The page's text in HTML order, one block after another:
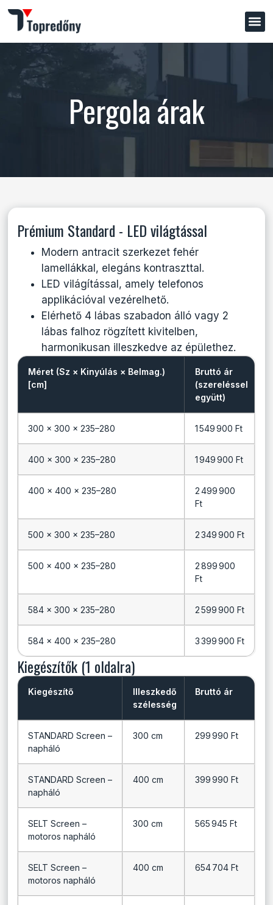
Pergola árak
Prémium Standard - LED világtással
Modern antracit szerkezet fehér
lamellákkal, elegáns kontraszttal.
LED világítással, amely telefonos
applikációval vezérelhető.
Elérhető 4 lábas szabadon álló vagy 2
lábas falhoz rögzített kivitelben,
harmonikusan illeszkedve az épülethez.
Méret (Sz × Kinyúlás × Belmag.)
[cm]
Bruttó ár
(szereléssel
együtt)
300 × 300 × 235–280 1 549 900 Ft
400 × 300 × 235–280 1 949 900 Ft
400 × 400 × 235–280
2 499 900
Ft
500 × 300 × 235–280 2 349 900 Ft
500 × 400 × 235–280
2 899 900
Ft
584 × 300 × 235–280 2 599 900 Ft
584 × 400 × 235–280 3 399 900 Ft
Kiegészítők (1 oldalra)
Kiegészítő
Illeszkedő
szélesség
Bruttó ár
STANDARD Screen –
napháló
300 cm 299 990 Ft
STANDARD Screen –
napháló
400 cm 399 990 Ft
SELT Screen –
motoros napháló
300 cm 565 945 Ft
SELT Screen –
motoros napháló
400 cm 654 704 Ft